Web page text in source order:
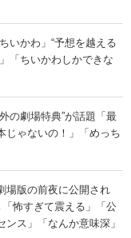
いかわ」“予想を越える
「ちいかわしかできな
の劇場特典”が話題「最
じゃないの！」「めっち
場版の前夜に公開され
怖すぎて震える」「公
ス」「なんか意味深」